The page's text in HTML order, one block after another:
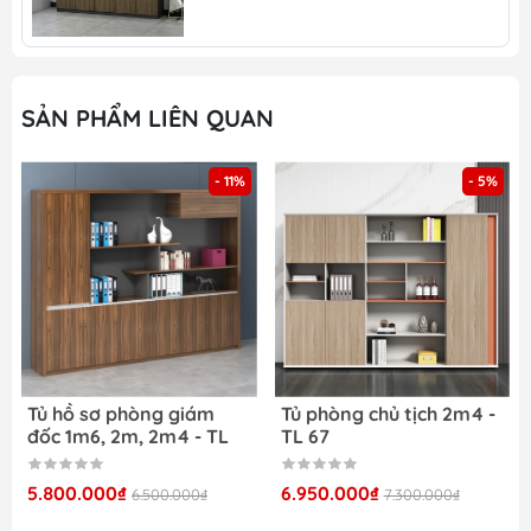
tâm kết hợp đèn LED hắt sáng. Ánh sáng vàng
nhẹ giúp làm nổi bật sách, vật phẩm trưng bày,
Thiết kế này không chỉ phục vụ lưu trữ mà còn biến
mảng tường phía sau bàn giám đốc thành một
cân đối, giúp bố cục tổng thể hài hòa và bề thế
hơn. Sự phối hợp giữa màu gỗ trầm và mảng màu
xám tối tạo nên cảm giác vững chãi, phù hợp với
phong thái lãnh đạo.
2. Lưu trữ linh hoạt – Sắp
xếp khoa học
TLĐ 04 được thiết kế với nhiều khu vực chức năng:
Kệ mở có đèn LED: Trưng bày sách, tài liệu,
SẢN PHẨM LIÊN QUAN
- 11%
Tủ hồ sơ phòng giám
đốc 1m6, 2m, 2m4 - TL
64
5.800.000₫ 6.500.000₫
- 5%
Tủ phòng chủ tịch 2m4 -
TL 67
6.950.000₫ 7.300.000₫